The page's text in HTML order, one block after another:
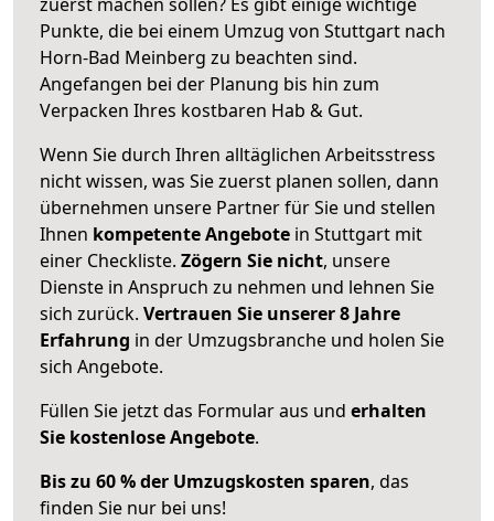
Punkte, die bei einem Umzug von Stuttgart nach
Horn-Bad Meinberg zu beachten sind.
Angefangen bei der Planung bis hin zum
Verpacken Ihres kostbaren Hab & Gut.
Wenn Sie durch Ihren alltäglichen Arbeitsstress
nicht wissen, was Sie zuerst planen sollen, dann
übernehmen unsere Partner für Sie und stellen
Ihnen kompetente Angebote in Stuttgart mit
einer Checkliste. Zögern Sie nicht, unsere
Dienste in Anspruch zu nehmen und lehnen Sie
sich zurück. Vertrauen Sie unserer 8 Jahre
Erfahrung in der Umzugsbranche und holen Sie
sich Angebote.
Füllen Sie jetzt das Formular aus und erhalten
Sie kostenlose Angebote.
Bis zu 60 % der Umzugskosten sparen, das
finden Sie nur bei uns!